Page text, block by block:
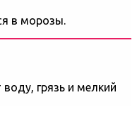
в морозы.
грязь и мелкий